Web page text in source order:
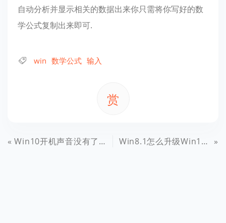
自动分析并显示相关的数据出来你只需将你写好的数
学公式复制出来即可.
win 数学公式 输入
赏
Win10开机声音没有了？Win10开机声音设置方法 Win8.1怎么升级Win10 Win8.1通过update升级Win10详细教程